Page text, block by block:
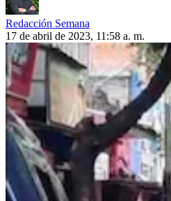
Redacción Semana
17 de abril de 2023, 11:58 a. m.